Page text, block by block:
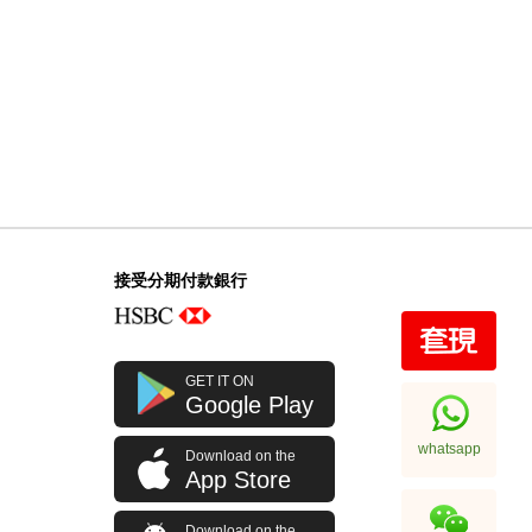
接受分期付款銀行
GET IT ON
Google Play
Download on the
App Store
whatsapp